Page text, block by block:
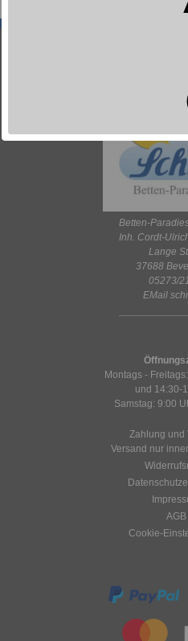
Betten-
Inh. Cordt-
Lange
37688
05273/
EMail
Montags -
und 14:30-
Samstag: 9:00
Zahlung und
Versand nur
AGB
Cookie-